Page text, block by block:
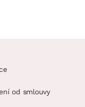
od smlouvy